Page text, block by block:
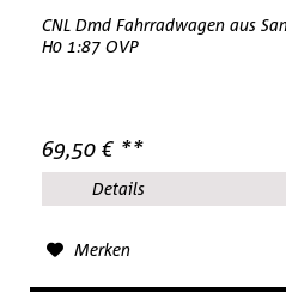
CNL Dmd Fahrradwagen aus
H0 1:87 OVP
69,50 € **
Details
Merken